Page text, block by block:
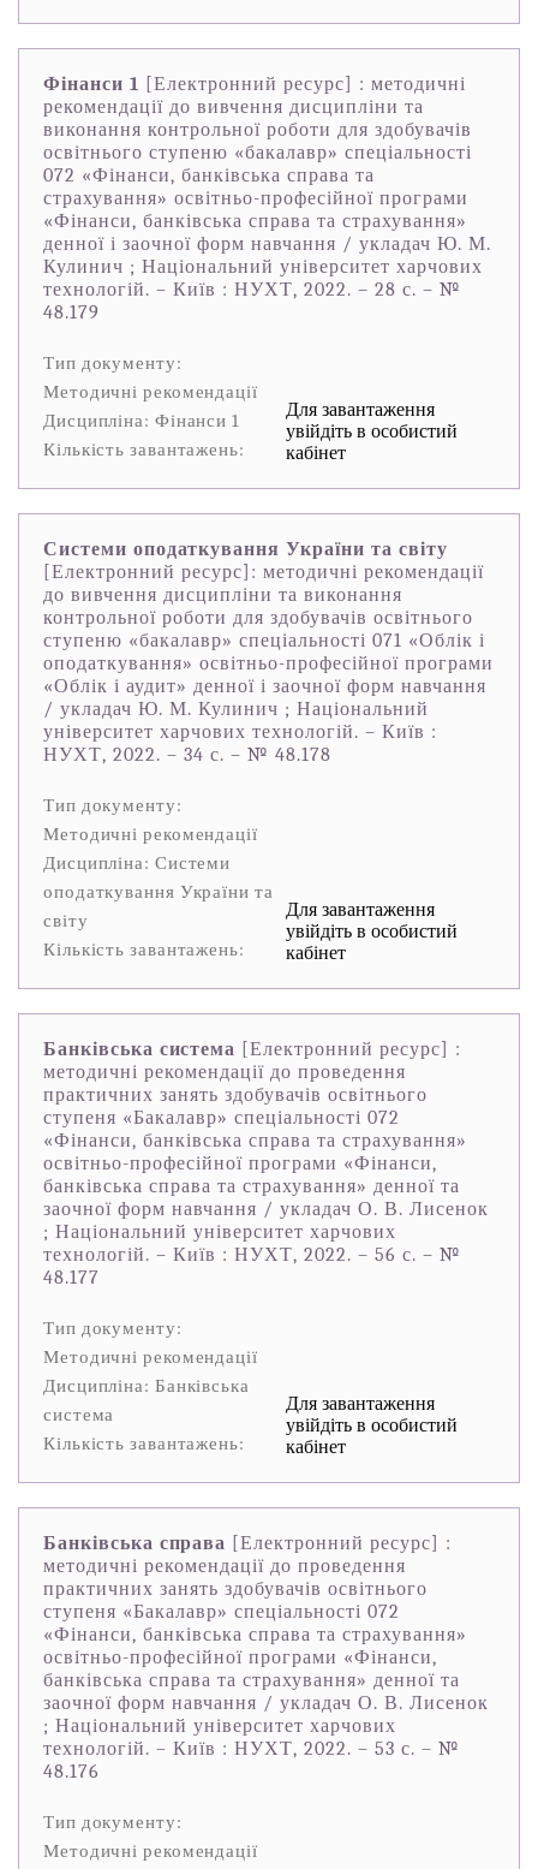
Фінанси 1 [Електронний ресурс] : методичні
рекомендації до вивчення дисципліни та
виконання контрольної роботи для здобувачів
освітнього ступеню «бакалавр» спеціальності
072 «Фінанси, банківська справа та
страхування» освітньо-професійної програми
«Фінанси, банківська справа та страхування»
денної і заочної форм навчання / укладач Ю. М.
Кулинич ; Національний університет харчових
технологій. – Київ : НУХТ, 2022. – 28 с. – №
48.179
Тип документу:
Методичні рекомендації
Дисципліна: Фінанси 1
Кількість завантажень:
Для завантаження
увійдіть в особистий
кабінет
Системи оподаткування України та світу
[Електронний ресурс]: методичні рекомендації
до вивчення дисципліни та виконання
контрольної роботи для здобувачів освітнього
ступеню «бакалавр» спеціальності 071 «Облік і
оподаткування» освітньо-професійної програми
«Облік і аудит» денної і заочної форм навчання
/ укладач Ю. М. Кулинич ; Національний
університет харчових технологій. – Київ :
НУХТ, 2022. – 34 с. – № 48.178
Тип документу:
Методичні рекомендації
Дисципліна: Системи
оподаткування України та
світу
Кількість завантажень:
Для завантаження
увійдіть в особистий
кабінет
Банківська система [Електронний ресурс] :
методичні рекомендації до проведення
практичних занять здобувачів освітнього
ступеня «Бакалавр» спеціальності 072
«Фінанси, банківська справа та страхування»
освітньо-професійної програми «Фінанси,
банківська справа та страхування» денної та
заочної форм навчання / укладач О. В. Лисенок
; Національний університет харчових
технологій. – Київ : НУХТ, 2022. – 56 с. – №
48.177
Тип документу:
Методичні рекомендації
Дисципліна: Банківська
система
Кількість завантажень:
Для завантаження
увійдіть в особистий
кабінет
Банківська справа [Електронний ресурс] :
методичні рекомендації до проведення
практичних занять здобувачів освітнього
ступеня «Бакалавр» спеціальності 072
«Фінанси, банківська справа та страхування»
освітньо-професійної програми «Фінанси,
банківська справа та страхування» денної та
заочної форм навчання / укладач О. В. Лисенок
; Національний університет харчових
технологій. – Київ : НУХТ, 2022. – 53 с. – №
48.176
Тип документу:
Методичні рекомендації